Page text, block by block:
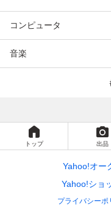
コンピュータ
音楽
トップ 出品
Yahoo!オー
Yahoo!ショ
プライバシーポ